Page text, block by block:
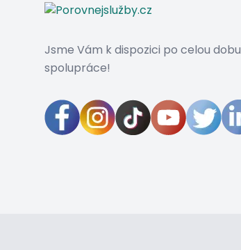
Jsme Vám k dispozici po celou dobu
spolupráce!